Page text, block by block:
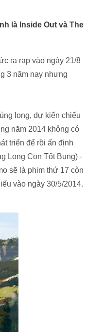
là Inside Out và The
ra rạp vào ngày 21/8
3 năm nay nhưng
long, dự kiến chiếu
năm 2014 không có
triển để rồi ấn định
Long Con Tốt Bụng) -
sẽ là phim thứ 17 còn
vào ngày 30/5/2014.